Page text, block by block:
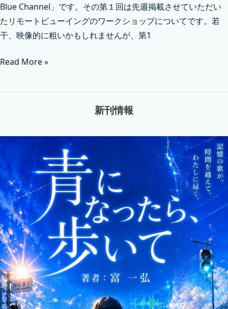
Blue Channel」です。その第１回は先週掲載させていただい
たリモートビューイングのワークショップについてです。若
干、映像的に粗いかもしれませんが、第1
Read More »
新刊情報